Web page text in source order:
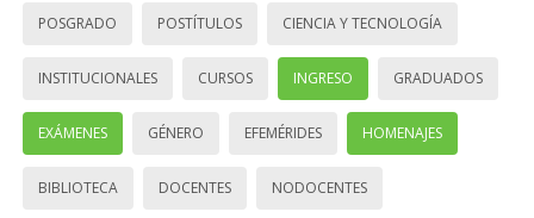
POSGRADO POSTÍTULOS CIENCIA Y TECNOLOGÍA
INSTITUCIONALES CURSOS INGRESO GRADUADOS
EXÁMENES GÉNERO EFEMÉRIDES HOMENAJES
BIBLIOTECA DOCENTES NODOCENTES